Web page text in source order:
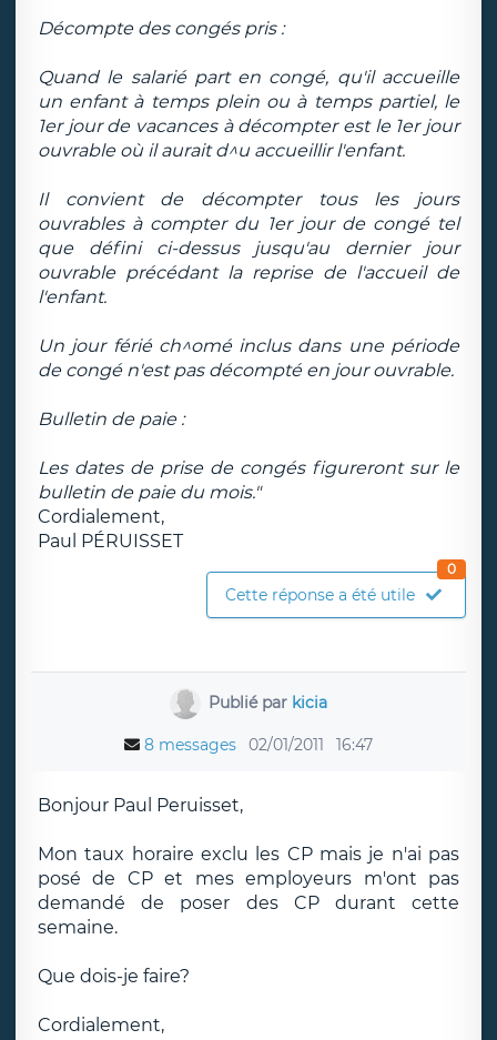
Décompte des congés pris :
Quand le salarié part en congé, qu'il accueille
un enfant à temps plein ou à temps partiel, le
1er jour de vacances à décompter est le 1er jour
ouvrable où il aurait d^u accueillir l'enfant.
Il convient de décompter tous les jours
ouvrables à compter du 1er jour de congé tel
que défini ci-dessus jusqu'au dernier jour
ouvrable précédant la reprise de l'accueil de
l'enfant.
Un jour férié ch^omé inclus dans une période
de congé n'est pas décompté en jour ouvrable.
Bulletin de paie :
Les dates de prise de congés figureront sur le
bulletin de paie du mois."
Cordialement,
Paul PÉRUISSET
Cette réponse a été utile
0
Publié par kicia
8 messages 02/01/2011 16:47
Bonjour Paul Peruisset,
Mon taux horaire exclu les CP mais je n'ai pas
posé de CP et mes employeurs m'ont pas
demandé de poser des CP durant cette
semaine.
Que dois-je faire?
Cordialement,